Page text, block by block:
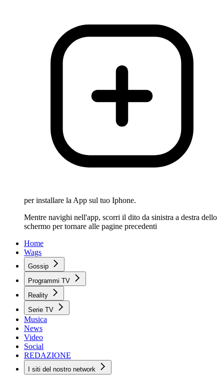
per installare la App sul tuo Iphone.
Mentre navighi nell'app, scorri il dito da sinistra a destra dello
schermo per tornare alle pagine precedenti
Home
Wags
Gossip
Programmi TV
Reality
Serie TV
Musica
News
Video
Social
REDAZIONE
I siti del nostro network